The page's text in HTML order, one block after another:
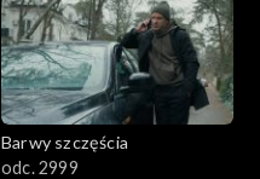
Barwy szczęścia
odc. 2999